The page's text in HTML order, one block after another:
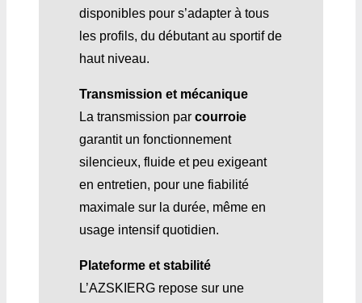
disponibles pour s’adapter à tous
les profils, du débutant au sportif de
haut niveau.
Transmission et mécanique
La transmission par courroie
garantit un fonctionnement
silencieux, fluide et peu exigeant
en entretien, pour une fiabilité
maximale sur la durée, même en
usage intensif quotidien.
Plateforme et stabilité
L’AZSKIERG repose sur une